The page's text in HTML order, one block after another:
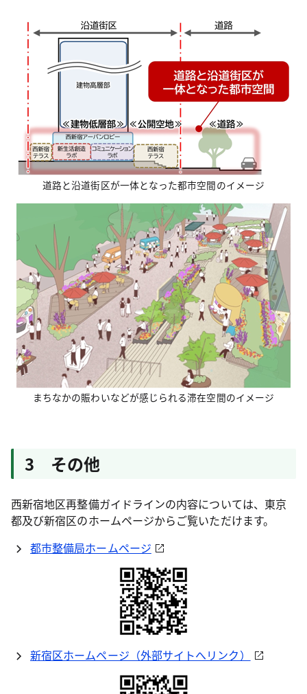
道路と沿道街区が一体となった都市空間のイメージ
まちなかの賑わいなどが感じられる滞在空間のイメージ
3 その他
西新宿地区再整備ガイドラインの内容については、東京
都及び新宿区のホームページからご覧いただけます。
都市整備局ホームページ
新宿区ホームページ（外部サイトへリンク）